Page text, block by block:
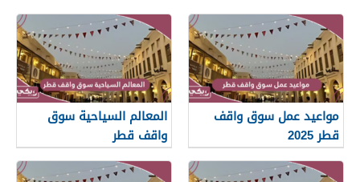
مواعيد عمل سوق واقف
قطر 2025
المعالم السياحية سوق
واقف قطر